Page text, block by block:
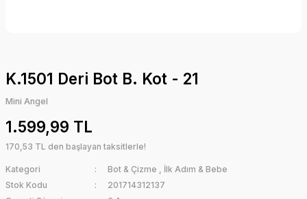
K.1501 Deri Bot B. Kot - 21
Mini Angel
1.599,99 TL
170,53 TL den başlayan taksitlerle!
Kategori Bot & Çizme , İlk Adım & Bebe
Stok Kodu
201714312137